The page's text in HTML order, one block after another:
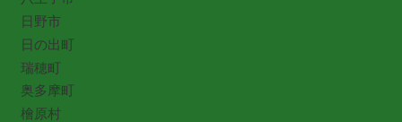
日野市
日の出町
瑞穂町
奥多摩町
檜原村